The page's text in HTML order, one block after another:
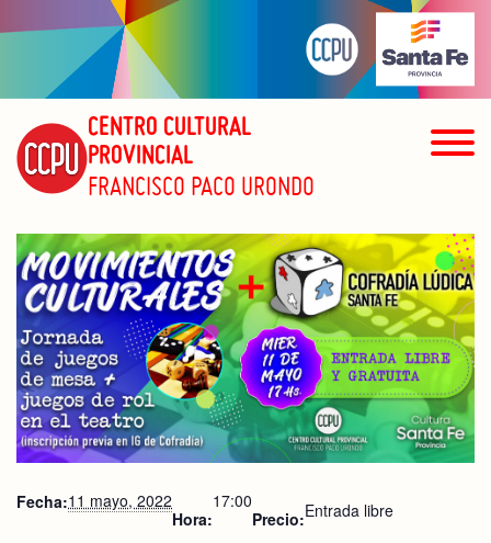
CENTRO CULTURAL
PROVINCIAL
FRANCISCO PACO URONDO
Fecha:11 mayo, 2022
Hora:
17:00
Precio:Entrada libre